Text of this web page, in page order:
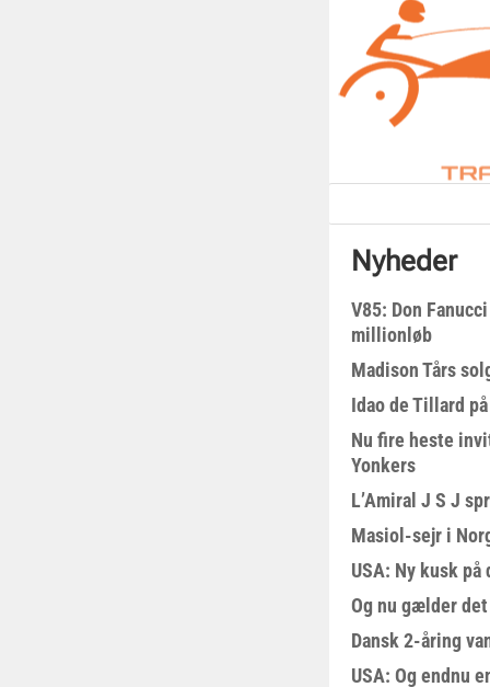
Nyheder
V85: Don
millionløb
Madison Tårs
Idao de Tillard
Nu fire heste
Yonkers
L’Amiral J S J
Masiol-sejr i
USA: Ny kusk på
Og nu gælder
Dansk 2-åring
USA: Og endnu